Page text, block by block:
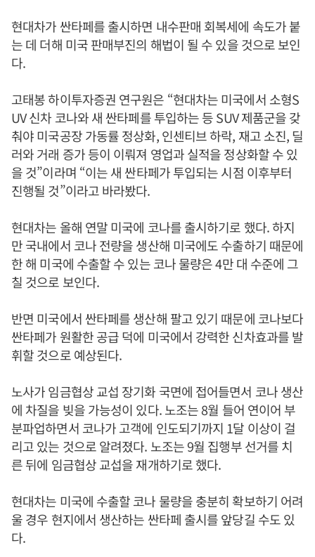
현대차가 싼타페를 출시하면 내수판매 회복세에 속도가 붙
는 데 더해 미국 판매부진의 해법이 될 수 있을 것으로 보인
다.
고태봉 하이투자증권 연구원은 “현대차는 미국에서 소형S
UV 신차 코나와 새 싼타페를 투입하는 등 SUV 제품군을 갖
춰야 미국공장 가동률 정상화, 인센티브 하락, 재고 소진, 딜
러와 거래 증가 등이 이뤄져 영업과 실적을 정상화할 수 있
을 것”이라며 “이는 새 싼타페가 투입되는 시점 이후부터
진행될 것”이라고 바라봤다.
현대차는 올해 연말 미국에 코나를 출시하기로 했다. 하지
만 국내에서 코나 전량을 생산해 미국에도 수출하기 때문에
한 해 미국에 수출할 수 있는 코나 물량은 4만 대 수준에 그
칠 것으로 보인다.
반면 미국에서 싼타페를 생산해 팔고 있기 때문에 코나보다
싼타페가 원활한 공급 덕에 미국에서 강력한 신차효과를 발
휘할 것으로 예상된다.
노사가 임금협상 교섭 장기화 국면에 접어들면서 코나 생산
에 차질을 빚을 가능성이 있다. 노조는 8월 들어 연이어 부
분파업하면서 코나가 고객에 인도되기까지 1달 이상이 걸
리고 있는 것으로 알려졌다. 노조는 9월 집행부 선거를 치
른 뒤에 임금협상 교섭을 재개하기로 했다.
현대차는 미국에 수출할 코나 물량을 충분히 확보하기 어려
울 경우 현지에서 생산하는 싼타페 출시를 앞당길 수도 있
다.